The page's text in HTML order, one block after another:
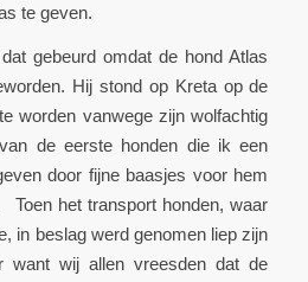
te geven.
gebeurd omdat de hond Atlas
Hij stond op Kreta op de
worden vanwege zijn wolfachtig
de eerste honden die ik een
door fijne baasjes voor hem
het transport honden, waar
in beslag werd genomen liep zijn
want wij allen vreesden dat de